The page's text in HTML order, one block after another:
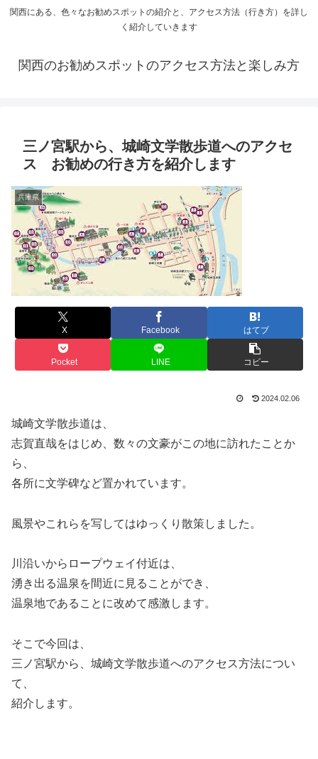
関西にある、色々なお勧めスポットの紹介と、アクセス方法（行き方）を詳し
く紹介していきます
関西のお勧めスポットのアクセス方法と楽しみ方
三ノ宮駅から、城崎文学散歩道へのアクセ
ス お勧めの行き方を紹介します
兵庫県
X Facebook はてブ
Pocket LINE コピー
2024.02.06
城崎文学散歩道は、
志賀直哉をはじめ、数々の文豪がこの地に訪れたことか
ら、
各所に文学碑など置かれています。
風景やこれらを写してはゆっくり散策しました。
川沿いからロープウェイ付近は、
湧き出る温泉を間近に見ることができ、
温泉地であることに改めて感激します。
そこで今回は、
三ノ宮駅から、城崎文学散歩道へのアクセス方法につい
て、
紹介します。